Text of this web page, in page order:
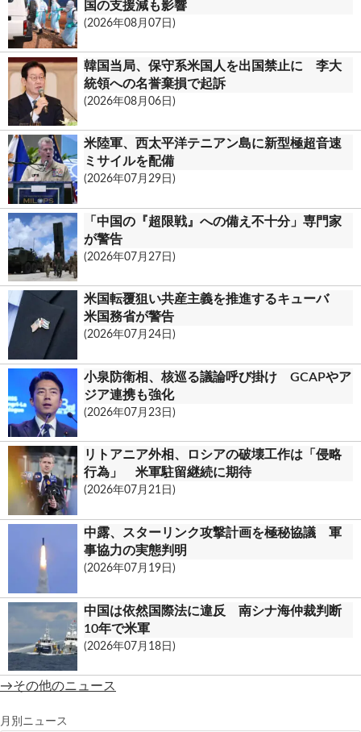
m
国の支援減も影響
(2026年08月07日)
韓国当局、保守系米国人を出国禁止に 李大
統領への名誉棄損で起訴
(2026年08月06日)
米陸軍、西太平洋テニアン島に新型極超音速
ミサイルを配備
(2026年07月29日)
「中国の『超限戦』への備え不十分」専門家
が警告
(2026年07月27日)
米国転覆狙い共産主義を推進するキューバ
米国務省が警告
(2026年07月24日)
小泉防衛相、核巡る議論呼び掛け GCAPやア
ジア連携も強化
(2026年07月23日)
リトアニア外相、ロシアの破壊工作は「侵略
行為」 米軍駐留継続に期待
(2026年07月21日)
中露、スターリンク攻撃計画を極秘協議 軍
事協力の実態判明
(2026年07月19日)
中国は依然国際法に違反 南シナ海仲裁判断
10年で米軍
(2026年07月18日)
→その他のニュース
月別ニュース